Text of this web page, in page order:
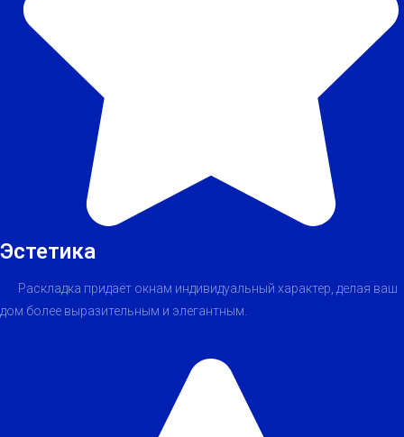
Эстетика
Раскладка придаёт окнам индивидуальный характер, делая ваш
дом более выразительным и элегантным.